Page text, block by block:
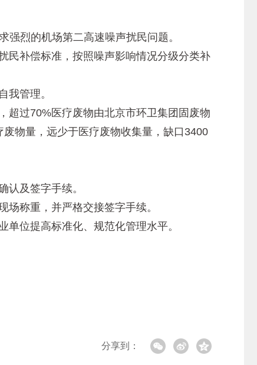
烈的机场第二高速噪声扰民问题。
补偿标准，按照噪声影响情况分级分类补
管理。
过70%医疗废物由北京市环卫集团固废物
物量，远少于医疗废物收集量，缺口3400
及签字手续。
称重，并严格交接签字手续。
位提高标准化、规范化管理水平。
分享到：